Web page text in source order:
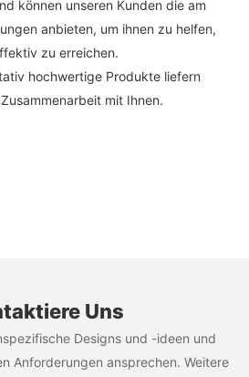
können unseren Kunden die am
anbieten, um ihnen zu helfen,
zu erreichen.
hochwertige Produkte liefern
mit Ihnen.
Uns
Designs und -ideen und
Anforderungen ansprechen. Weitere